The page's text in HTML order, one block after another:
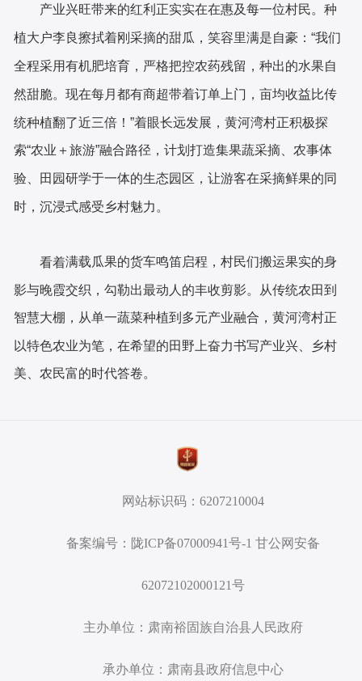
产业兴旺带来的红利正实实在在惠及每一位村民。种
植大户李良擦拭着刚采摘的甜瓜，笑容里满是自豪：“我们
全程采用有机肥培育，严格把控农药残留，种出的水果自
然甜脆。现在每月都有商超带着订单上门，亩均收益比传
统种植翻了近三倍！”着眼长远发展，黄河湾村正积极探
索“农业＋旅游”融合路径，计划打造集果蔬采摘、农事体
验、田园研学于一体的生态园区，让游客在采摘鲜果的同
时，沉浸式感受乡村魅力。
看着满载瓜果的货车鸣笛启程，村民们搬运果实的身
影与晚霞交织，勾勒出最动人的丰收剪影。从传统农田到
智慧大棚，从单一蔬菜种植到多元产业融合，黄河湾村正
以特色农业为笔，在希望的田野上奋力书写产业兴、乡村
美、农民富的时代答卷。
网站标识码：6207210004
备案编号：陇ICP备07000941号-1 甘公网安备
62072102000121号
主办单位：肃南裕固族自治县人民政府
承办单位：肃南县政府信息中心